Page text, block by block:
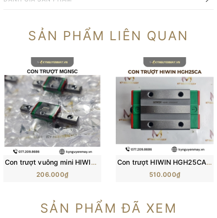
SẢN PHẨM LIÊN QUAN
Con trượt vuông mini HIWIN MGN-C | Block trượt MGN5C, MGN7C, MGN12C
206.000₫
Con trượt HIWIN HGH25CA/ H25C/ HG25 (84x48x40mm)
510.000₫
SẢN PHẨM ĐÃ XEM